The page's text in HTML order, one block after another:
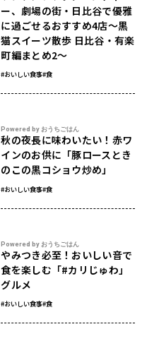
ー、劇場の街・日比谷で優雅
に過ごせるおすすめ4店～黒
猫スイーツ散歩 日比谷・有楽
町編まとめ2～
#おいしい食事#食
Powered by おうちごはん
秋の夜長に味わいたい！赤ワ
インのお供に「豚ロースとき
のこの黒コショウ炒め」
#おいしい食事#食
Powered by おうちごはん
やみつき必至！おいしい音で
食を楽しむ「#カリじゅわ」
グルメ
#おいしい食事#食